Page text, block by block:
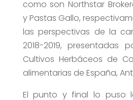
como son Northstar
y Pastas Gallo,
las perspectivas de la
2018-2019, presentadas
Cultivos Herbáceos de
alimentarias de España,
El punto y final lo puso